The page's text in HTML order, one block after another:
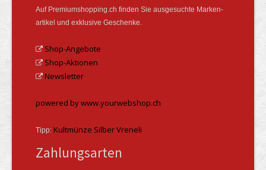
Auf Premiumshopping.ch finden Sie ausgesuchte Marken­
artikel und exklusive Geschenke.
Shop-Angebote
Shop-Aktionen
Newsletter
powered by www.yourwebshop.ch
Tipp: Kultmünze Silber Vreneli
Zahlungsarten